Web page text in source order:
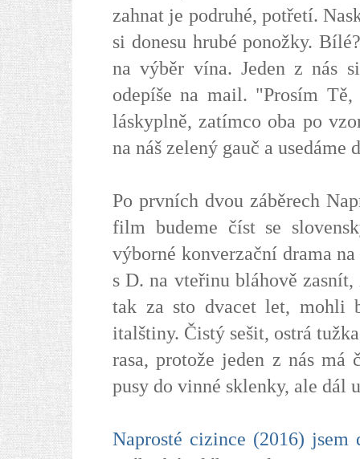
zahnat je podruhé, potřetí.
si donesu hrubé ponožky.
na výběr vína. Jeden z nás
odepíše na mail. "Prosím
láskyplně, zatímco oba po
na náš zelený gauč a usedáme
Po prvních dvou záběrech
film budeme číst se
výborné konverzační drama
s D. na vteřinu bláhově
tak za sto dvacet let, mohli
italštiny. Čistý sešit, ostrá
rasa, protože jeden z nás má
pusy do vinné sklenky, ale dál
Naprosté cizince (2016)